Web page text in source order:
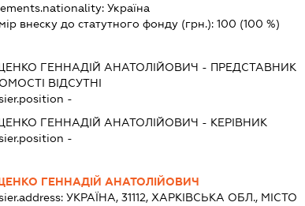
Україна
внеску до статутного фонду (грн.): 100 (100 %)
ГЕННАДІЙ АНАТОЛІЙОВИЧ - ПРЕДСТАВНИК
ВІДСУТНІ
-
ГЕННАДІЙ АНАТОЛІЙОВИЧ - КЕРІВНИК
-
ГЕННАДІЙ АНАТОЛІЙОВИЧ
УКРАЇНА, 31112, ХАРКІВСЬКА ОБЛ., МІСТО